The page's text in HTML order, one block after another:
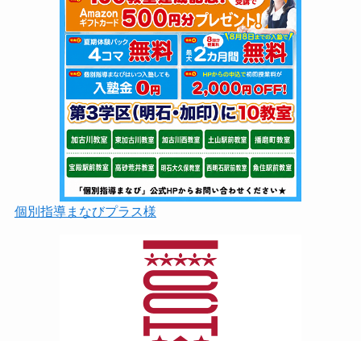
個別指導まなびプラス様